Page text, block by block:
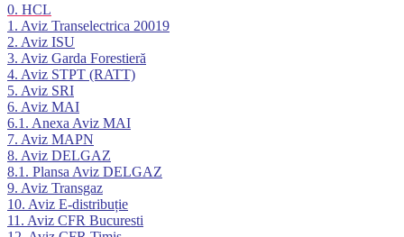
0. HCL
1. Aviz Transelectrica 20019
2. Aviz ISU
3. Aviz Garda Forestieră
4. Aviz STPT (RATT)
5. Aviz SRI
6. Aviz MAI
6.1. Anexa Aviz MAI
7. Aviz MAPN
8. Aviz DELGAZ
8.1. Plansa Aviz DELGAZ
9. Aviz Transgaz
10. Aviz E-distribuție
11. Aviz CFR Bucuresti